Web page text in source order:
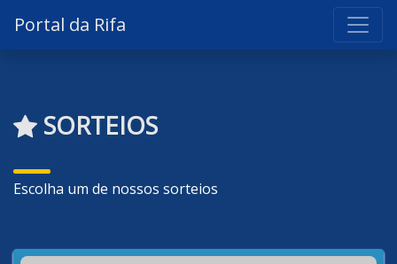
Portal da Rifa
SORTEIOS
Escolha um de nossos sorteios